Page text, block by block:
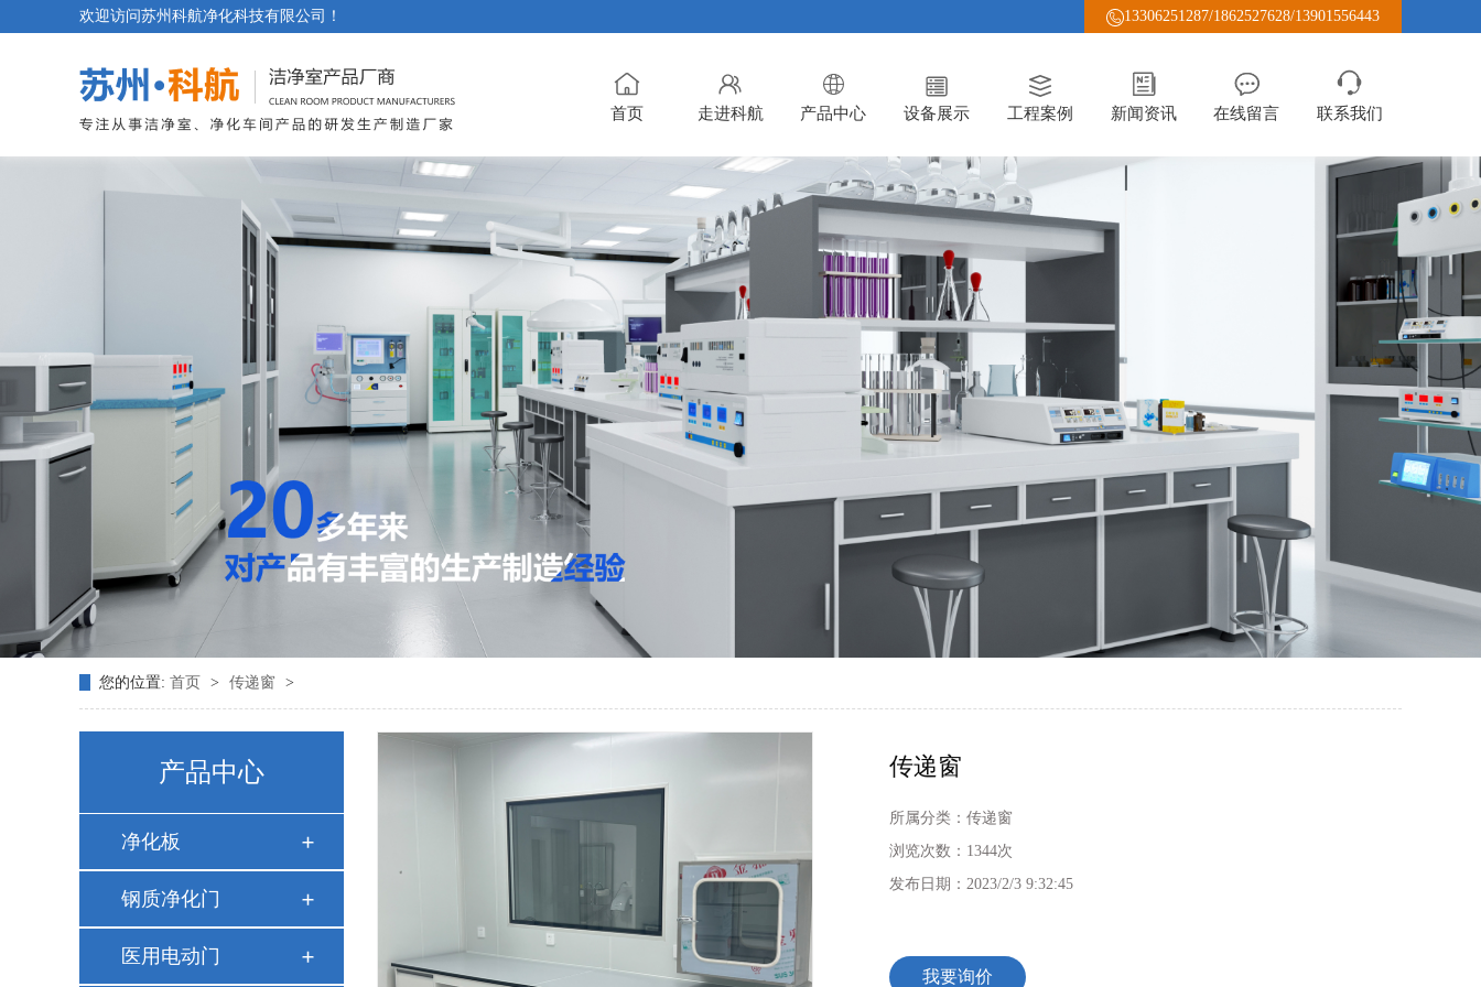
欢迎访问苏州科航净化科技有限公司！ 13306251287/1862527628/13901556443
首页 走进科航 产品中心 设备展示 工程案例 新闻资讯 在线留言 联系我们
您的位置: 首页 > 传递窗 >
产品中心
净化板
钢质净化门
医用电动门
传递窗
所属分类： 传递窗
浏览次数： 1344次
发布日期： 2023/2/3 9:32:45
我要询价